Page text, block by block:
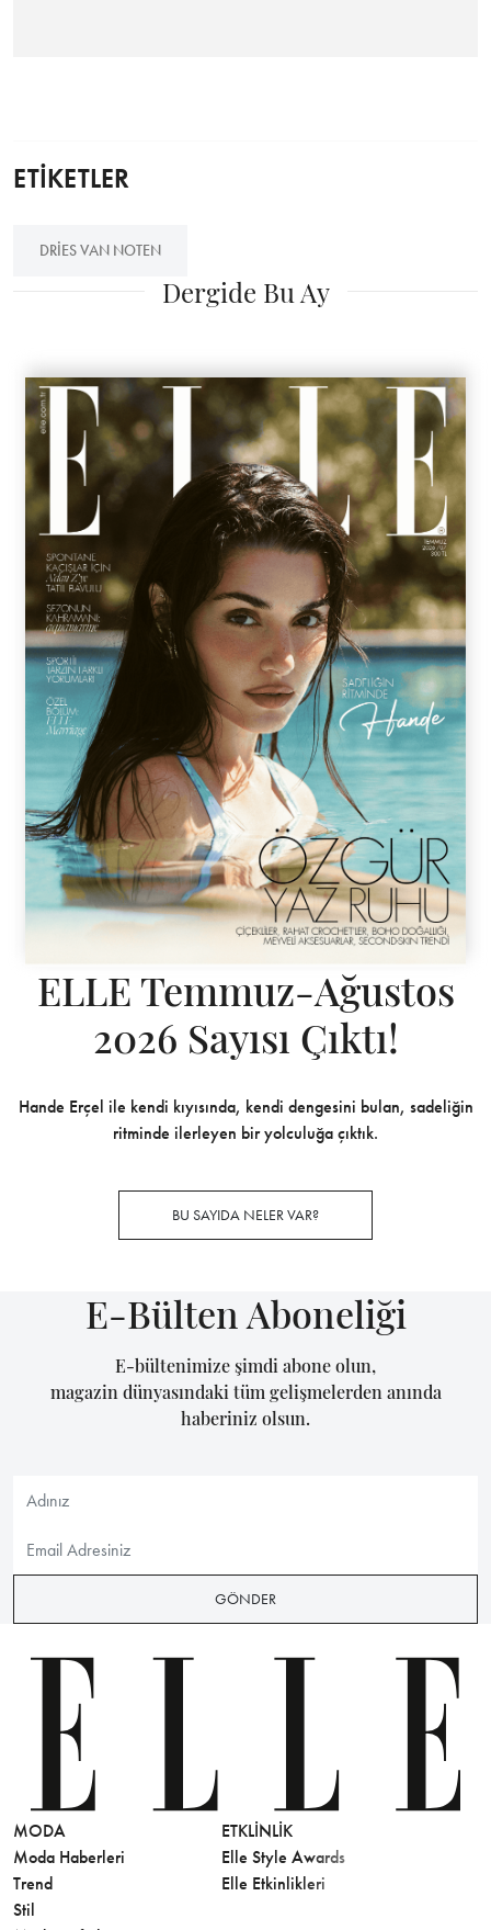
ETİKETLER
DRIES VAN NOTEN
Dergide Bu Ay
ELLE Temmuz-Ağustos
2026 Sayısı Çıktı!
Hande Erçel ile kendi kıyısında, kendi dengesini bulan, sadeliğin
ritminde ilerleyen bir yolculuğa çıktık.
BU SAYIDA NELER VAR?
E-Bülten Aboneliği
E-bültenimize şimdi abone olun,
magazin dünyasındaki tüm gelişmelerden anında
haberiniz olsun.
GÖNDER
MODA
Moda Haberleri
Trend
Stil
ETKLINLIK
Elle Style Awards
Elle Etkinlikleri